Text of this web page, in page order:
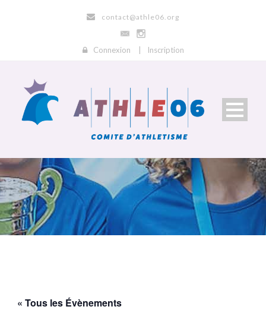
contact@athle06.org
Connexion Inscription
« Tous les Évènements